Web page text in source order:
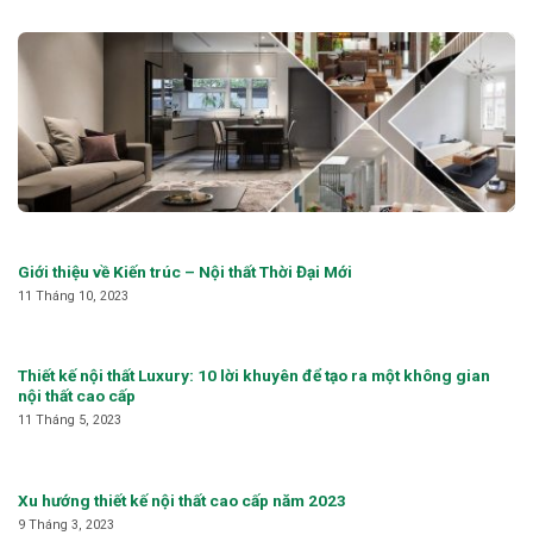
Giới thiệu về Kiến trúc – Nội thất Thời Đại Mới
11 Tháng 10, 2023
Thiết kế nội thất Luxury: 10 lời khuyên để tạo ra một không gian
nội thất cao cấp
11 Tháng 5, 2023
Xu hướng thiết kế nội thất cao cấp năm 2023
9 Tháng 3, 2023